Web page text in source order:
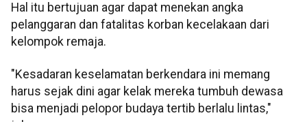
Hal itu bertujuan agar dapat menekan angka
pelanggaran dan fatalitas korban kecelakaan dari
kelompok remaja.
"Kesadaran keselamatan berkendara ini memang
harus sejak dini agar kelak mereka tumbuh dewasa
bisa menjadi pelopor budaya tertib berlalu lintas,"